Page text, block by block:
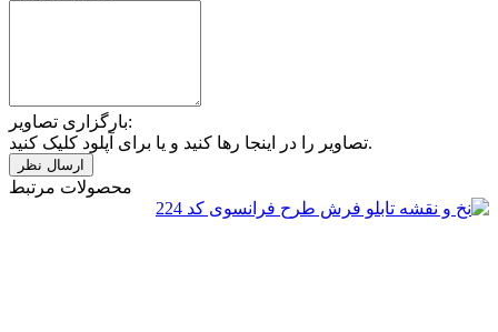
بارگزاری تصاویر:
تصاویر را در اینجا رها کنید و یا برای آپلود کلیک کنید.
محصولات مرتبط